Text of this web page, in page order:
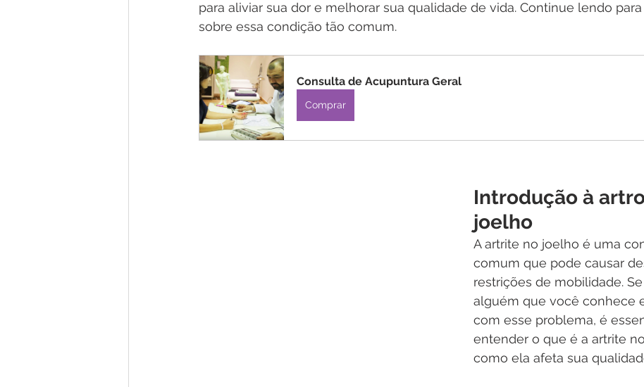
para aliviar sua dor e melhorar sua qualidade de vida. Continue lendo
sobre essa condição tão comum.
Consulta de Acupuntura Geral
Comprar
Introdução à
joelho
A artrite no joelho é uma
comum que pode causar
restrições de mobilidade.
alguém que você conhece
com esse problema, é
entender o que é a artrite
como ela afeta sua